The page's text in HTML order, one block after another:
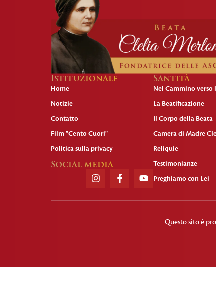
Istituzionale
Home
Notizie
Contatto
Film "Cento Cuori"
Politica sulla privacy
Social media
Santità
Nel Cammino verso
La Beatificazione
Il Corpo della Beata
Camera di Madre
Reliquie
Testimonianze
Preghiamo con Lei
Questo sito è